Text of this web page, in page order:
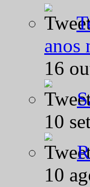
anos
16
10
10